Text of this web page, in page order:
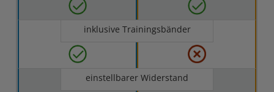
inklusive Trainingsbänder
einstellbarer Widerstand